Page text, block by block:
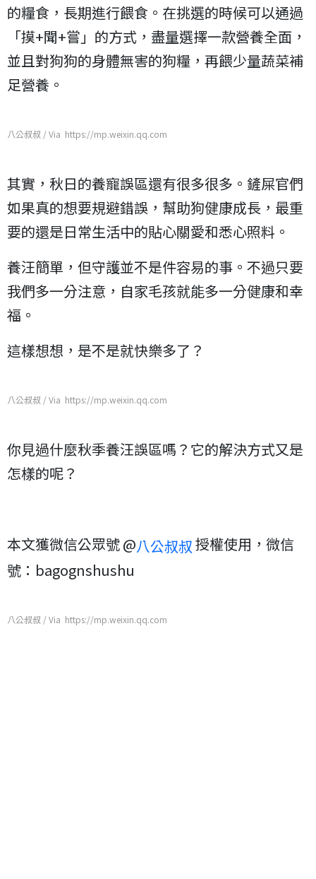
的糧食，長期進行餵食。在挑選的時候可以通過
「摸+聞+嘗」的方式，盡量選擇一款營養全面，
並且對狗狗的身體無害的狗糧，再餵少量蔬菜補
足營養。
八公叔叔 / Via https://mp.weixin.qq.com
其實，秋日的養寵誤區還有很多很多。鏟屎官們
如果真的想要規避錯誤，幫助狗健康成長，最重
要的還是日常生活中的貼心關愛和悉心照料。
養汪簡單，但守護並不是件容易的事。不過只要
我們多一分注意，自家毛孩就能多一分健康和幸
福。
這樣想想，是不是就快樂多了？
八公叔叔 / Via https://mp.weixin.qq.com
你見過什麼秋季養汪誤區嗎？它的解決方式又是
怎樣的呢？
本文獲微信公眾號 @八公叔叔授權使用，微信
號：bagognshushu
八公叔叔 / Via https://mp.weixin.qq.com